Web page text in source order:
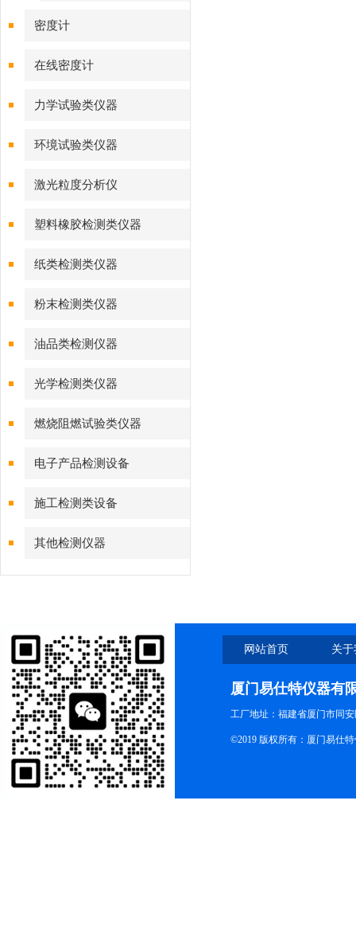
密度计
在线密度计
力学试验类仪器
环境试验类仪器
激光粒度分析仪
塑料橡胶检测类仪器
纸类检测类仪器
粉末检测类仪器
油品类检测仪器
光学检测类仪器
燃烧阻燃试验类仪器
电子产品检测设备
施工检测类设备
其他检测仪器
网站首页 关
厦门易仕特仪器有
工厂地址：福建省厦门市同
©2019 版权所有：厦门易仕